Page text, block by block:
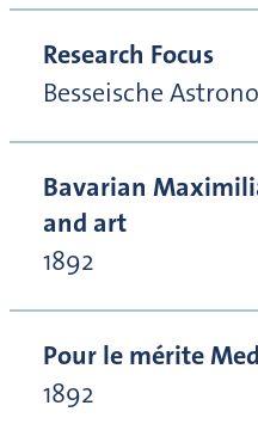
Research Focus
Besseische
Bavarian
and art
1892
Pour le mérite
1892